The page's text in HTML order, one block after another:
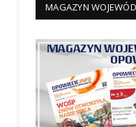
MAGAZYN